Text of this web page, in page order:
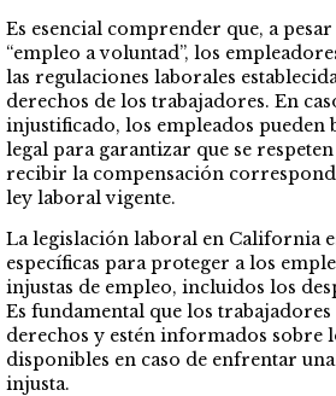
Es esencial comprender que, a
“empleo a voluntad”, los
las regulaciones laborales
derechos de los trabajadores. En
injustificado, los empleados pueden
legal para garantizar que se
recibir la compensación
ley laboral vigente.
La legislación laboral en California
específicas para proteger a los
injustas de empleo, incluidos los
Es fundamental que los trabajadores
derechos y estén informados sobre
disponibles en caso de enfrentar
injusta.